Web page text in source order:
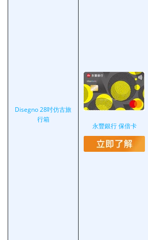
Disegno 28吋仿古旅
行箱
永豐銀行 保倍卡